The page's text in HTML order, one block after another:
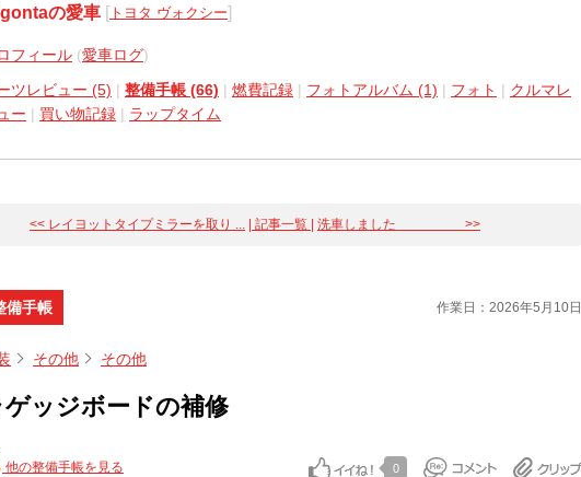
の愛車 [ トヨタ ヴォクシー]
フィール (愛車ログ)
ツレビュー (5) | 整備手帳 (66) | 燃費記録 | フォトアルバム (1) | フォト | クルマレ
ー | 買い物記録 | ラップタイム
<< レイヨットタイプミラーを取り ... | 記事一覧 | 洗車しました >>
備手帳 作業日：2026年5月10日
その他 その他
ゲッジボードの補修
他の整備手帳を見る 0